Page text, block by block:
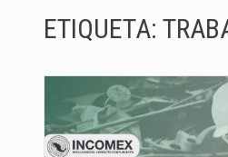
La
ETIQUETA: